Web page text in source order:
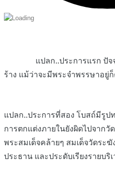
แปลก..ประการแรก ปัจจุบั
ร้าง แม้ว่าจะมีพระจำพรรษาอยู่
แปลก..ประการที่สอง โบสถ์มีรูป
การตกแต่งภายในยังผิดไปจาก
พระสมเด็จคล้ายๆ สมเด็จวัดระ
ประธาน และประดับเรียงรายบริ